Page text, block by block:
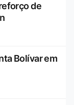
de
Bolívar em